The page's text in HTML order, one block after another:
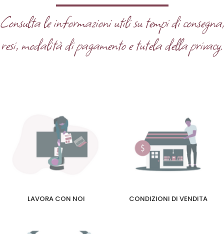
Consulta le informazioni utili su tempi di consegna,
resi, modalità di pagamento e tutela della privacy.
LAVORA CON NOI CONDIZIONI DI VENDITA